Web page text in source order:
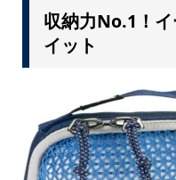
収納力No.1！
イット